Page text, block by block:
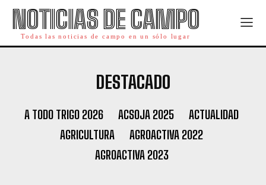
NOTICIAS DE CAMPO
Todas las noticias de campo en un sólo lugar
DESTACADO
A TODO TRIGO 2026 ACSOJA 2025
ACTUALIDAD
AGRICULTURA
AGROACTIVA 2022
AGROACTIVA 2023